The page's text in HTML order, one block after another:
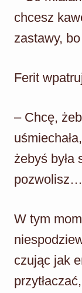
chcesz
zastawy,
Ferit
– Chcę,
żebyś była
pozwolisz…
W tym
czując jak